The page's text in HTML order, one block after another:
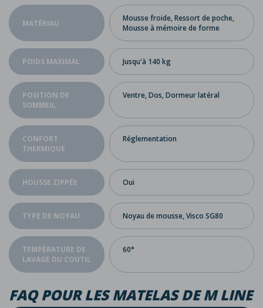
MATÉRIAU
Mousse froide, Ressort de poche,
Mousse à mémoire de forme
POIDS MAXIMAL Jusqu'à 140 kg
POSITION DE
SOMMEIL
Ventre, Dos, Dormeur latéral
CONFORT
THERMIQUE
Réglementation
HOUSSE ZIPPÉE Oui
TYPE DE NOYAU Noyau de mousse, Visco SG80
TEMPÉRATURE DE
LAVAGE DU COUTIL
60°
FAQ POUR LES MATELAS DE M LINE